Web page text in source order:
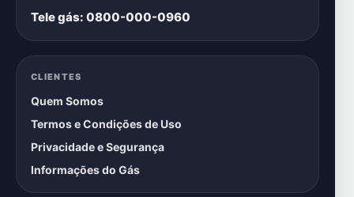
Tele gás: 0800-000-0960
CLIENTES
Quem Somos
Termos e Condições de Uso
Privacidade e Segurança
Informações do Gás